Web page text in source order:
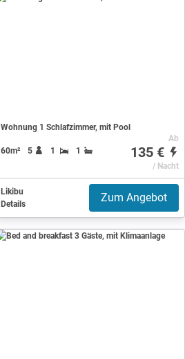
Wohnung 1 Schlafzimmer, mit Pool
60m² 5 1 1
Ab
135 €
/ Nacht
Likibu
Details
Zum Angebot